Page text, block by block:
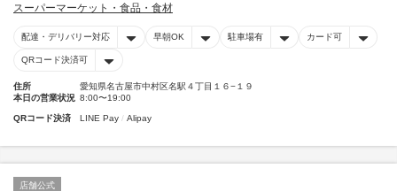
スーパーマーケット・食品・食材
配達・デリバリー対応 早朝OK 駐車場有 カード可
QRコード決済可
住所
愛知県名古屋市中村区名駅４丁目１６−１９
本日の営業状況 8:00〜19:00
QRコード決済 LINE Pay Alipay
店舗公式